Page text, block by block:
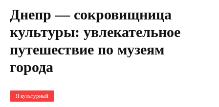
Днепр — сокровищница
культуры: увлекательное
путешествие по музеям
города
Я культурный